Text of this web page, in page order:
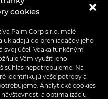
cookies
Palm Corp s.r.o. malé
ukladajú do prehliadačov jeho
svoj účel. Vďaka funkčným
Vám využiť jeho
súhlas nepotrebujeme. Na
identifikujú vaše potreby a
Analytické cookies
a optimalizáciu
nájomcov